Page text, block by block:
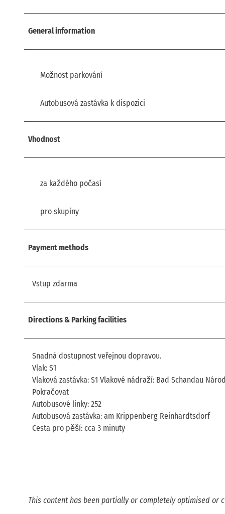
General information
Možnost parkování
Autobusová zastávka k dispozici
Vhodnost
za každého počasí
pro skupiny
Payment methods
Vstup zdarma
Directions & Parking facilities
Snadná dostupnost veřejnou dopravou.
Vlak: S1
Vlaková zastávka: S1 Vlakové nádraží: Bad Schandau
Pokračovat
Autobusové linky: 252
Autobusová zastávka: am Krippenberg Reinhardtsdorf
Cesta pro pěší: cca 3 minuty
This content has been partially or completely optimised or